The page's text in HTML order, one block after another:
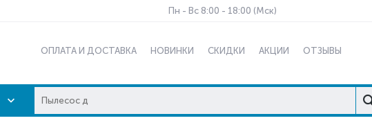
Пн - Вс 8:00 - 18:00 (Мск)
ОПЛАТА И ДОСТАВКА НОВИНКИ СКИДКИ АКЦИИ ОТЗЫВЫ